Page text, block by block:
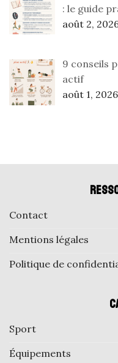
: le guide
août 2,
9 conseils
actif
août 1, 2026
Contact
Mentions légales
Politique de
Sport
Équipements